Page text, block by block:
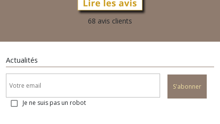
68 avis clients
Actualités
S'abonner
Je ne suis pas un robot